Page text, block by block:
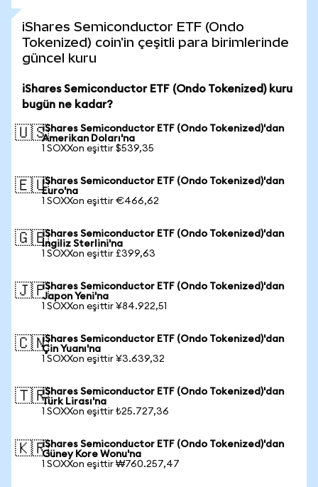
iShares Semiconductor ETF (Ondo
Tokenized) coin'in çeşitli para birimlerinde
güncel kuru
iShares Semiconductor ETF (Ondo Tokenized) kuru
bugün ne kadar?
🇺🇸iShares Semiconductor ETF (Ondo Tokenized)'dan
Amerikan Doları'na
1 SOXXon eşittir $539,35
🇪🇺iShares Semiconductor ETF (Ondo Tokenized)'dan
Euro'na
1 SOXXon eşittir €466,62
🇬🇧iShares Semiconductor ETF (Ondo Tokenized)'dan
İngiliz Sterlini'na
1 SOXXon eşittir £399,63
🇯🇵iShares Semiconductor ETF (Ondo Tokenized)'dan
Japon Yeni'na
1 SOXXon eşittir ¥84.922,51
🇨🇳iShares Semiconductor ETF (Ondo Tokenized)'dan
Çin Yuanı'na
1 SOXXon eşittir ¥3.639,32
🇹🇷iShares Semiconductor ETF (Ondo Tokenized)'dan
Türk Lirası'na
1 SOXXon eşittir ₺25.727,36
🇰🇷iShares Semiconductor ETF (Ondo Tokenized)'dan
Güney Kore Wonu'na
1 SOXXon eşittir ₩760.257,47